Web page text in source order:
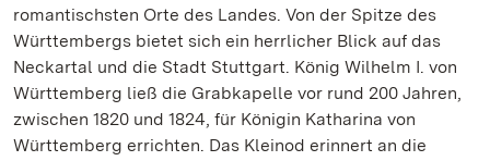
romantischsten Orte des Landes. Von der Spitze des
Württembergs bietet sich ein herrlicher Blick auf das
Neckartal und die Stadt Stuttgart. König Wilhelm I. von
Württemberg ließ die Grabkapelle vor rund 200 Jahren,
zwischen 1820 und 1824, für Königin Katharina von
Württemberg errichten. Das Kleinod erinnert an die